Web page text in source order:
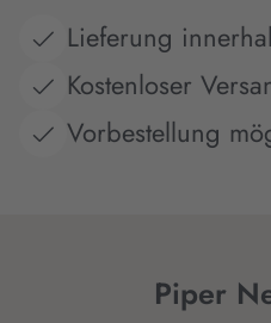
Lieferung
Kostenloser
Vorbestellung
Piper